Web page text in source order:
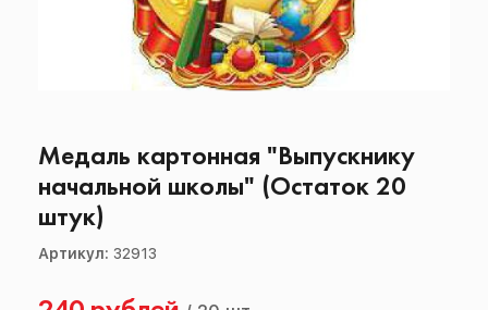
Медаль картонная "Выпускнику
начальной школы" (Остаток 20
штук)
Артикул: 32913